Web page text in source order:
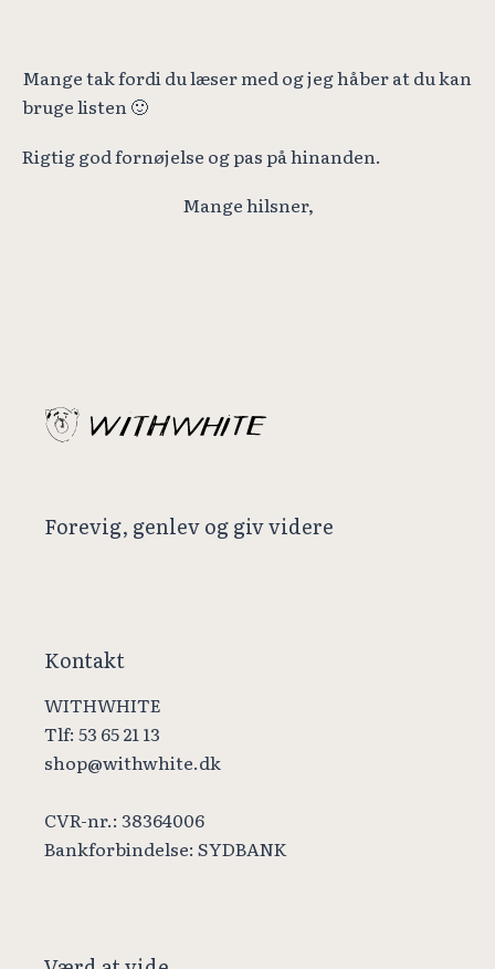
Mange tak fordi du læser med og jeg håber at du kan
bruge listen 🙂
Rigtig god fornøjelse og pas på hinanden.
Mange hilsner,
Forevig, genlev og giv videre
Kontakt
WITHWHITE
Tlf: 53 65 21 13
shop@withwhite.dk
CVR-nr.: 38364006
Bankforbindelse: SYDBANK